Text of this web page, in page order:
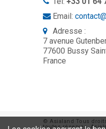
Email:
Adresse :
7 avenue
77600 Bussy
France
© Asialand Tous
toutes réserves.